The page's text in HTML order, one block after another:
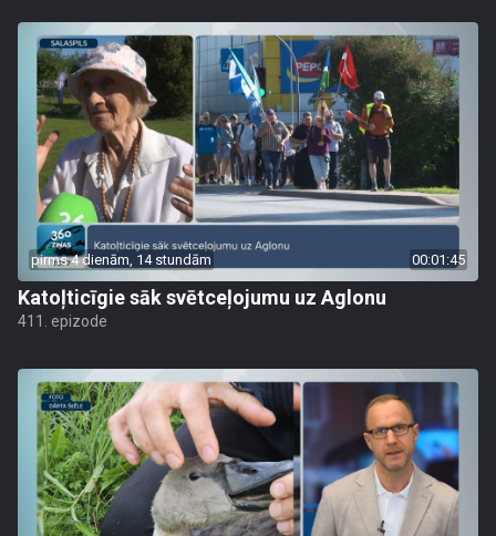
pirms 4 dienām, 14 stundām 00:01:45
Katoļticīgie sāk svētceļojumu uz Aglonu
411. epizode